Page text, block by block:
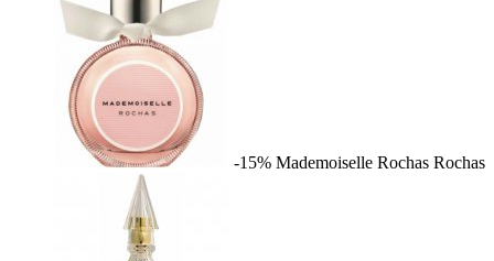
-15% Mademoiselle Rochas Rochas